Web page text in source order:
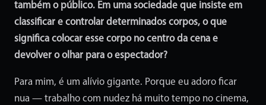
também o público. Em uma sociedade que insiste em
classificar e controlar determinados corpos, o que
significa colocar esse corpo no centro da cena e
devolver o olhar para o espectador?
Para mim, é um alívio gigante. Porque eu adoro ficar
nua — trabalho com nudez há muito tempo no cinema,